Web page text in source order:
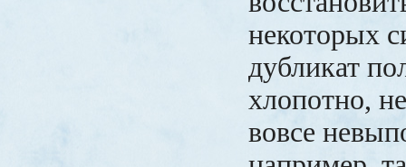
некоторых
дубликат
хлопотно,
вовсе